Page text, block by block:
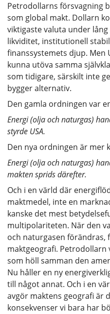
Petrodollarns försvagning
som global makt. Dollarn
viktigaste valuta under
likviditet, institutionell
finanssystemets djup. Men
kunna utöva samma
som tidigare, särskilt inte
bygger alternativ.
Den gamla ordningen var
Energi (olja och naturgas)
styrde USA.
Den nya ordningen är mer
Energi (olja och naturgas)
makten sprids därefter.
Och i en värld där
maktmedel, inte en
kanske det mest
multipolariteten. När den
och naturgasen förändras,
maktgeografi.
som höll samman den
Nu håller en ny
till något annat. Och i en
avgör maktens geografi är
konsekvenser vi bara har